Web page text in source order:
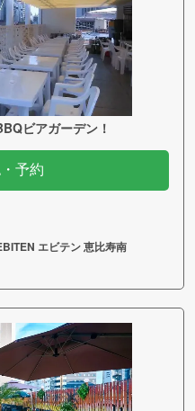
ビアガーデン！
予約
エビテン 恵比寿南